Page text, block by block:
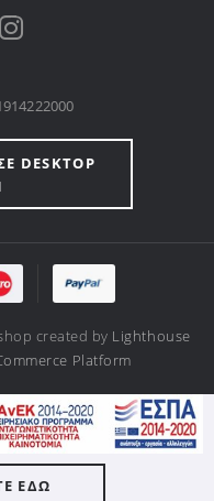
DESKTOP
created by Lighthouse
Platform
ΕΔΩ